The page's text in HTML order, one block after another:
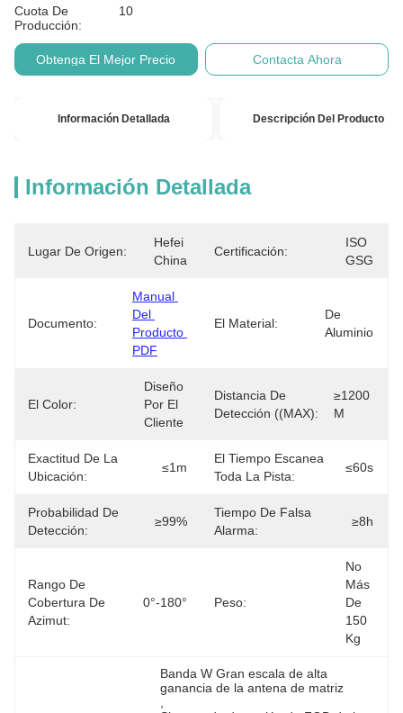
Cuota De
Producción:
10
Obtenga El Mejor Precio Contacta Ahora
Información Detallada Descripción Del Producto
Información Detallada
Lugar De Origen:
Hefei
China
Certificación:
ISO
GSG
Documento:
Manual
Del
Producto
PDF
El Material:
De
Aluminio
El Color:
Diseño
Por El
Cliente
Distancia De
Detección ((MAX):
≥1200
M
Exactitud De La
Ubicación:
≤1m
El Tiempo Escanea
Toda La Pista:
≤60s
Probabilidad De
Detección:
≥99%
Tiempo De Falsa
Alarma:
≥8h
Rango De
Cobertura De
Azimut:
0°-180° Peso:
No
Más
De
150
Kg
Banda W Gran escala de alta
ganancia de la antena de matriz